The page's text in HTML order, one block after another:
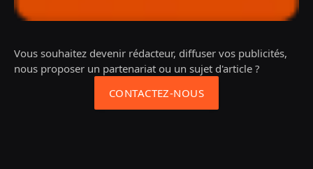
Vous souhaitez devenir rédacteur, diffuser vos publicités,
nous proposer un partenariat ou un sujet d'article ?
CONTACTEZ-NOUS